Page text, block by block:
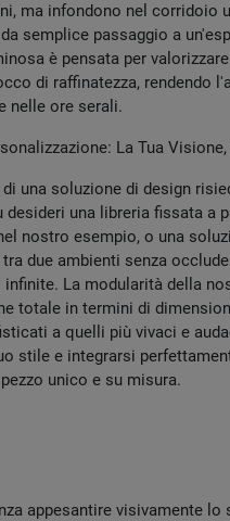
ma infondono nel corridoio
semplice passaggio a
è pensata per
di raffinatezza, rendendo
nelle ore serali.
La Tua
di una soluzione di design
desideri una libreria fissata a
nostro esempio, o una
due ambienti senza
La modularità della
totale in termini di
a quelli più vivaci e
stile e integrarsi
unico e su misura.
appesantire visivamente lo